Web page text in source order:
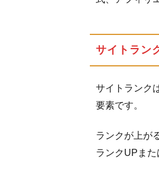
サイトラン
サイトランク
要素です。
ランクが上が
ランクUPまた